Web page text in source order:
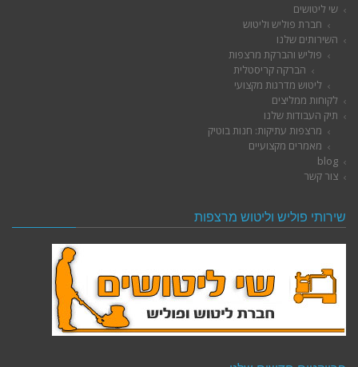
שי ליטושים
חברת פוליש וליטוש
השירותים שלנו
פוליש והברקת מרצפות
הברקה קריסטלית
ליטוש מדרגות מקצועי
לקוחות ממליצים
תיק העבודות שלנו
מרצפות עתיקות: חנות בוטיק
מאמרים מקצועיים
blog
צור קשר
שירותי פוליש וליטוש מרצפות